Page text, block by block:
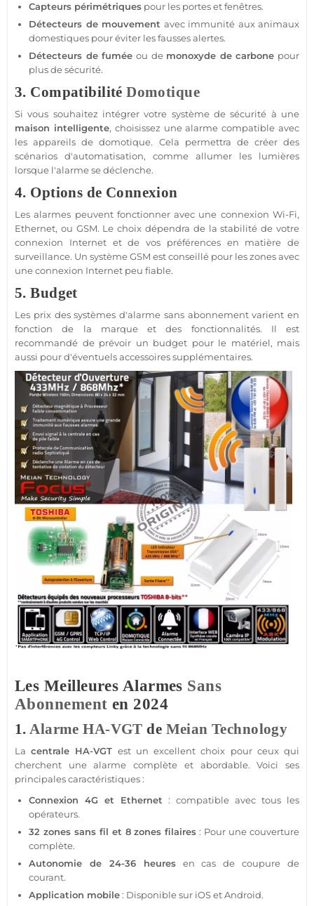
Capteurs périmétriques pour les portes et fenêtres.
Détecteurs de mouvement avec immunité aux animaux
domestiques pour éviter les fausses alertes.
Détecteurs de fumée ou de monoxyde de carbone pour
plus desécurité.
3. CompatibilitéDomotique
Si vous souhaitez intégrer votre systèmedesécurité à une
maison intelligente, choisissez unealarme compatible avec
les appareils dedomotique. Cela permettra de créer des
scénarios d'automatisation, comme allumer les lumières
lorsque l'alarmese déclenche.
4. Options de Connexion
Les alarmes peuvent fonctionner avec une connexion Wi-Fi,
Ethernet, ou GSM. Le choix dépendra de la stabilité de votre
connexion Internet et de vos préférences en matière de
surveillance. Un systèmeGSM est conseillé pour les zones avec
une connexion Internet peu fiable.
5. Budget
Les prix des systèmes d'alarme sans abonnementvarient en
fonction de la marque et des fonctionnalités. Il est
recommandé de prévoir un budget pour le matériel, mais
aussi pour d'éventuelsaccessoiressupplémentaires.
Les Meilleures Alarmes Sans
Abonnement en 2024
1.Alarme HA-VGT de Meian Technology
Lacentrale HA-VGT est un excellent choix pour ceux qui
cherchent unealarme complète et abordable. Voici ses
principales caractéristiques :
Connexion 4G et Ethernet : compatible avec tous les
opérateurs.
32 zones sans fil et 8 zones filaires : Pour une couverture
complète.
Autonomie de 24-36 heuresen cas de coupure de
courant.
Application mobile: Disponible sur iOSetAndroid.